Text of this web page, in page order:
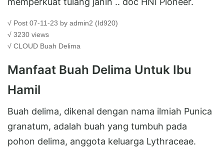
√ Post 07-11-23 by admin2 (Id920)
√ 3230 views
√ CLOUD Buah Delima
Manfaat Buah Delima Untuk Ibu
Hamil
Buah delima, dikenal dengan nama ilmiah Punica
granatum, adalah buah yang tumbuh pada
pohon delima, anggota keluarga Lythraceae.